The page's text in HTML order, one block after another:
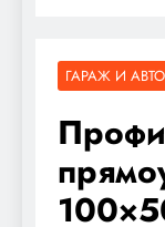
ГАРАЖ И АВТО